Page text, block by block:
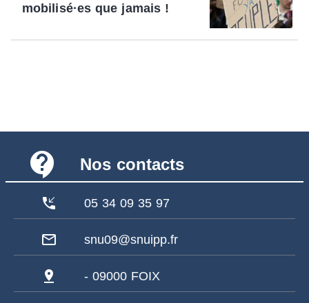
mobilisé·es que jamais !
contact_support Nos contacts
phone_callback 05 34 09 35 97
mail_outline snu09@snuipp.fr
pin_drop - 09000 FOIX